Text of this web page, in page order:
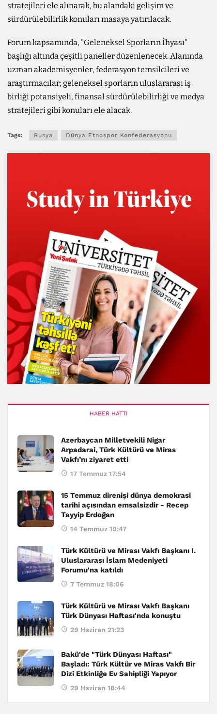
stratejileri ele alınarak, bu alandaki gelişim ve
sürdürülebilirlik konuları masaya yatırılacak.
Forum kapsamında, "Geleneksel Sporların İhyası"
başlığı altında çeşitli paneller düzenlenecek. Alanında
uzman akademisyenler, federasyon temsilcileri ve
araştırmacılar; geleneksel sporların uluslararası iş
birliği potansiyeli, finansal sürdürülebilirliği ve medya
stratejileri gibi konuları ele alacak.
Tags: Rusya Dünya Etnospor Konfederasyonu
HABER HATTI
Azerbaycan Milletvekili Nigar
Arpadarai, Türk Kültürü ve Miras
Vakfı’nı ziyaret etti
17 Temmuz 17:54
15 Temmuz direnişi dünya demokrasi
tarihi açısından emsalsizdir - Recep
Tayyip Erdoğan
14 Temmuz 10:47
Türk Kültürü ve Mirası Vakfı Başkanı I.
Uluslararası İslam Medeniyeti
Forumu'na katıldı
7 Temmuz 18:06
Türk Kültürü ve Mirası Vakfı Başkanı
Türk Dünyası Haftası'nda konuştu
29 Haziran 21:23
Bakü'de "Türk Dünyası Haftası"
Başladı: Türk Kültür ve Miras Vakfı Bir
Dizi Etkinliğe Ev Sahipliği Yapıyor
29 Haziran 18:44